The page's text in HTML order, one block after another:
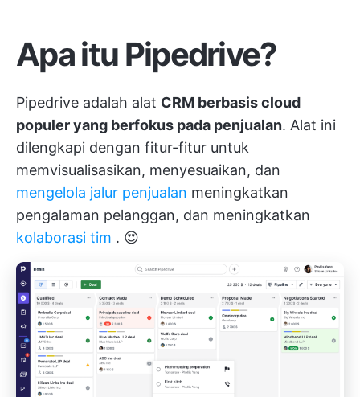
Apa itu Pipedrive?
Pipedrive adalah alat CRM berbasis cloud
populer yang berfokus pada penjualan. Alat ini
dilengkapi dengan fitur-fitur untuk
memvisualisasikan, menyesuaikan, dan
mengelola jalur penjualan meningkatkan
pengalaman pelanggan, dan meningkatkan
kolaborasi tim . 😍